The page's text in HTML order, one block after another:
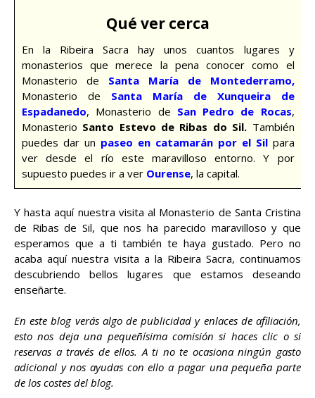
Qué ver cerca
En la Ribeira Sacra hay unos cuantos lugares y
monasterios que merece la pena conocer como el
Monasterio de Santa María de Montederramo,
Monasterio de Santa María de Xunqueira de
Espadanedo, Monasterio de San Pedro de Rocas,
Monasterio Santo Estevo de Ribas do Sil. También
puedes dar un paseo en catamarán por el Silpara
ver desde el río este maravilloso entorno. Y por
supuesto puedes ir a ver Ourense, la capital.
Y hasta aquí nuestra visita al Monasterio de Santa Cristina
de Ribas de Sil, que nos ha parecido maravilloso y que
esperamos que a ti también te haya gustado. Pero no
acaba aquí nuestra visita a la Ribeira Sacra, continuamos
descubriendo bellos lugares que estamos deseando
enseñarte.
En este blog verás algo de publicidad y enlaces de afiliación,
esto nos deja una pequeñísima comisión si haces clic o si
reservas a través de ellos. A ti no te ocasiona ningún gasto
adicional y nos ayudas con ello a pagar una pequeña parte
de los costes del blog.